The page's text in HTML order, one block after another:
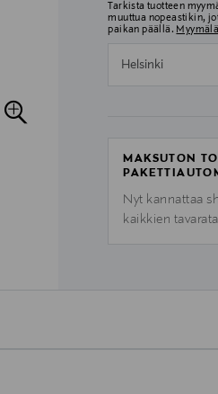
Tarkista tuotteen
muuttua nopeastikin,
paikan päällä.
Helsinki
MAKSUTON
Nyt kannattaa
kaikkien